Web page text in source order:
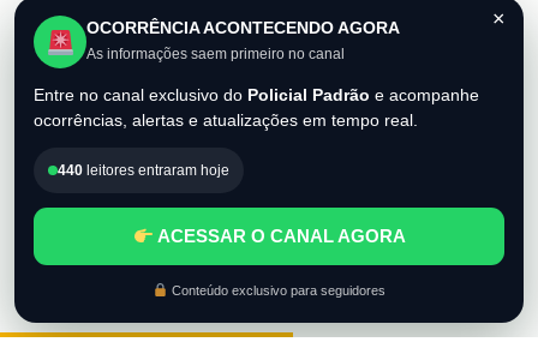
×
OCORRÊNCIA ACONTECENDO AGORA
As informações saem primeiro no canal
Entre no canal exclusivo do Policial Padrão e acompanhe
ocorrências, alertas e atualizações em tempo real.
440 leitores entraram hoje
ACESSAR O CANAL AGORA
Conteúdo exclusivo para seguidores